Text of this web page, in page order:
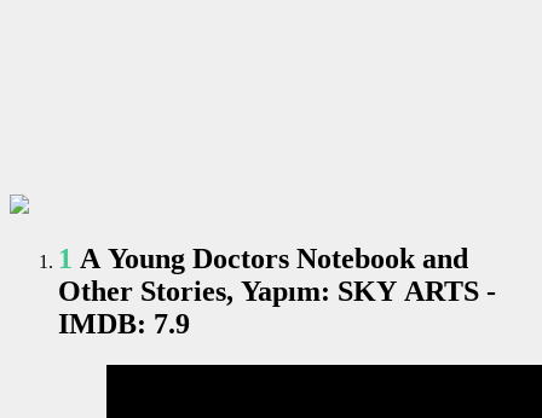
1
Other Stories, Yapım: SKY ARTS -
IMDB: 7.9